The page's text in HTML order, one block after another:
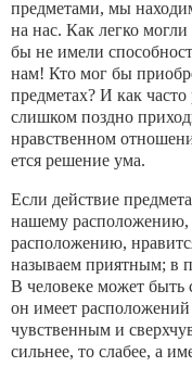
предметами, мы
на нас. Как легко
бы не имели
нам! Кто мог бы
предметах? И как
слишком по­здно
нравст­венном
ется решение ума.
Если действие
нашему расположению,
расположению,
называем приятным; в
В человеке может быть
он имеет
чувственным и
сильнее, то слабее, а